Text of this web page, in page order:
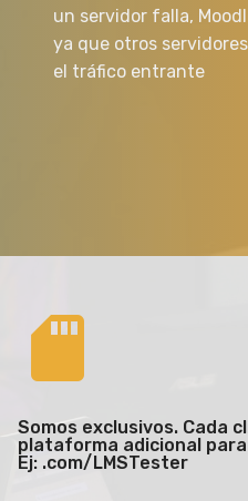
un servidor falla,
ya que otros
el tráfico entrante
Somos exclusivos. Cada
plataforma adicional
Ej: .com/LMSTester